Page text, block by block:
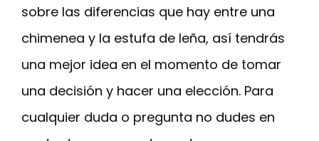
sobre las diferencias que hay entre una
chimenea y la estufa de leña, así tendrás
una mejor idea en el momento de tomar
una decisión y hacer una elección. Para
cualquier duda o pregunta no dudes en